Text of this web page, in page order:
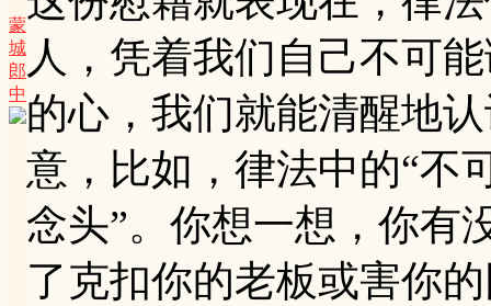
蒙
城
郎
中
人，凭着我们自己不可
的心，我们就能清醒地
意，比如，律法中的“不
念头”。你想一想，你有
了克扣你的老板或害你